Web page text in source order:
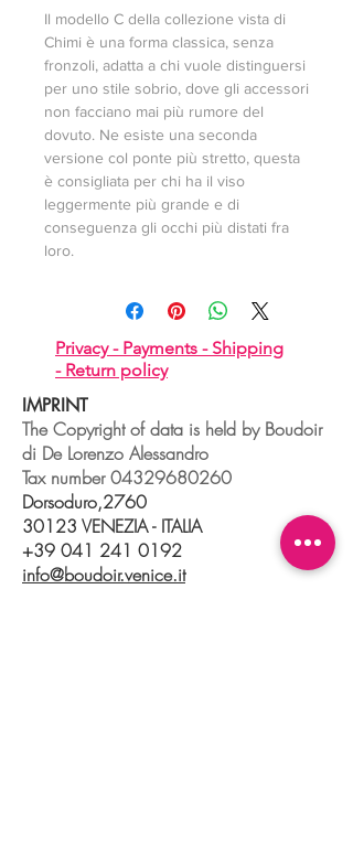
Il modello C della collezione vista di
Chimi è una forma classica, senza
fronzoli, adatta a chi vuole distinguersi
per uno stile sobrio, dove gli accessori
non facciano mai più rumore del
dovuto. Ne esiste una seconda
versione col ponte più stretto, questa
è consigliata per chi ha il viso
leggermente più grande e di
conseguenza gli occhi più distati fra
loro.
Privacy - Payments - Shipping
- Return policy
IMPRINT
The Copyright of data is held by Boudoir
di De Lorenzo Alessandro
Tax number04329680260
Dorsoduro,2760
30123 VENEZIA - ITALIA
+39 041 241 0192
info@boudoir.venice.it